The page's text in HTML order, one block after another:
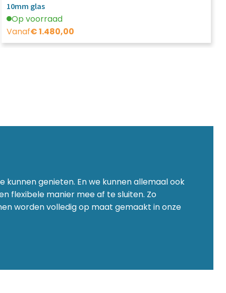
10mm glas
Op voorraad
Vanaf€1.480,00
genieten. En we kunnen allemaal ook
flexibele manier mee af te sluiten. Zo
worden volledig op maat gemaakt in onze